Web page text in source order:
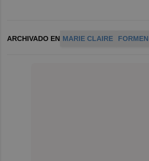
ARCHIVADO EN MARIE CLAIRE FORMEN